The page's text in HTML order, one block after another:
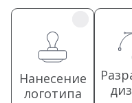
Нанесение
логотипа